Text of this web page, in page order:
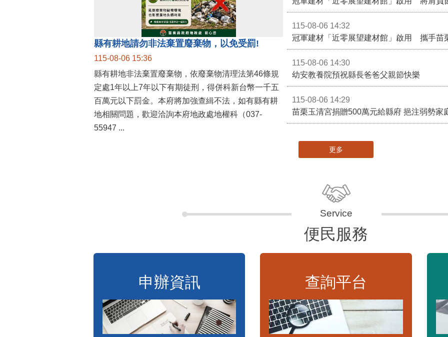
縣有耕地請勿非法棄置廢棄物，以免受罰!
115-08-06 15:36
縣有耕地非法棄置廢棄物，依廢棄物清理法第46條規
定處1年以上7年以下有期徒刑，得併科新台幣一千五
百萬元以下罰金。本府將加強查緝不法，如有縣有耕
地相關問題，歡迎洽詢本府地政處地權科（037-
55947 ...
冠軍建材「近零展望建材館」啟用 將肩負
115-08-06 14:32
冠軍建材「近零展望建材館」啟用 攜手苗
115-08-06 14:30
幼安教養院預祝縣長爸爸父親節快樂
115-08-06 14:29
苗栗玉清宮捐贈500萬元給縣府 挹注弱勢家
更多
便民服務
申辦資訊 查詢平台